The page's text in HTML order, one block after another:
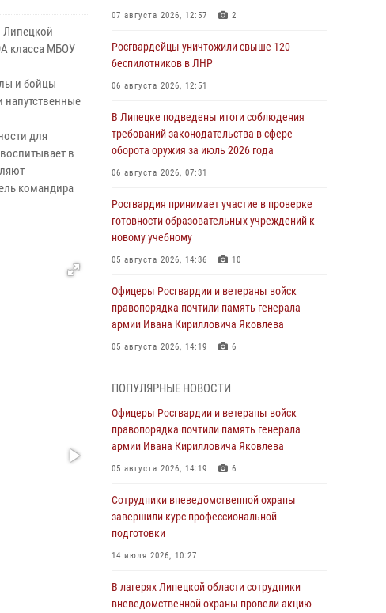
Липецкой
класса МБОУ
и бойцы
для
в
командира
07 августа 2026, 12:57 2
Росгвардейцы уничтожили свыше 120
беспилотников в ЛНР
06 августа 2026, 12:51
В Липецке подведены итоги соблюдения
требований законодательства в сфере
оборота оружия за июль 2026 года
06 августа 2026, 07:31
Росгвардия принимает участие в проверке
готовности образовательных учреждений к
новому учебному
05 августа 2026, 14:36 10
Офицеры Росгвардии и ветераны войск
правопорядка почтили память генерала
армии Ивана Кирилловича Яковлева
05 августа 2026, 14:19 6
выездов по сигналу «Тревога»
04 августа 2026, 11:36
В ЛНР спецназовцы Росгвардии уничтожили
ударные и разведывательные беспилотники
04 августа 2026, 09:05
Росгвардия обеспечила безопасность
граждан на праздновании Дня ВДВ в
03 августа 2026, 13:43 1
ПОПУЛЯРНЫЕ НОВОСТИ
Офицеры Росгвардии и ветераны войск
правопорядка почтили память генерала
армии Ивана Кирилловича Яковлева
05 августа 2026, 14:19 6
Сотрудники вневедомственной охраны
завершили курс профессиональной
подготовки
14 июля 2026, 10:27
В лагерях Липецкой области сотрудники
вневедомственной охраны провели акцию